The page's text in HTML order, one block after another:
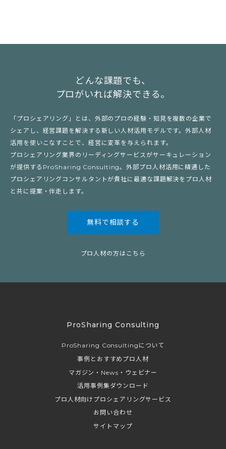
どんな課題でも、
プロがいれば解決できる。
「プロシェアリング」とは、外部のプロの経験・知見を複数の企業で
シェアし、経営課題を解決する新しい人材活用モデルです。外部人材
活用を使いこなすことで、経営に変革を与えられます。
プロシェアリング業界のリーディングサービスがサーキュレーション
が提供するProSharing Consulting。外部プロ人材活用に精通した
プロシェアリングコンサルタントが貴社に最適な課題解決をプロ人材
と共に提案・伴走します。
無料で相談する
プロ人材の方はこちら
ProSharing Consulting
ProSharing Consultingについて
事例とおすすめプロ人材
マガジン・News・ウェビナー
活用事例集ダウンロード
プロ人材向けプロシェアリングサービス
お問い合わせ
サイトマップ